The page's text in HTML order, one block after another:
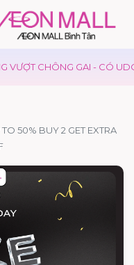
CHÔNG GAI - CÓ
50% BUY 2 GET EXTRA